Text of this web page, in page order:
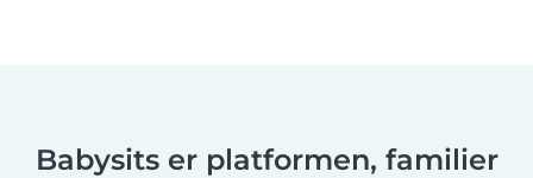
Babysits er platformen, familier